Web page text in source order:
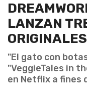
LANZAN
ORIGINALES
"El gato con
"VeggieTales in
en Netflix a fines